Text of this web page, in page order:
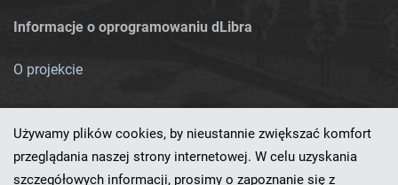
Informacje o oprogramowaniu dLibra
O projekcie
Używamy plików cookies, by nieustannie zwiększać komfort
przeglądania naszej strony internetowej. W celu uzyskania
szczegółowych informacji, prosimy o zapoznanie się z